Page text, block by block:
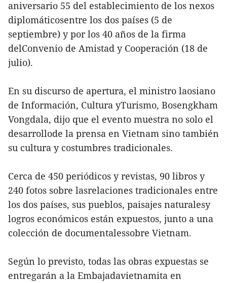
aniversario 55 del establecimiento de los nexos
diplomáticosentre los dos países (5 de
septiembre) y por los 40 años de la firma
delConvenio de Amistad y Cooperación (18 de
julio).
En su discurso de apertura, el ministro laosiano
de Información, Cultura yTurismo, Bosengkham
Vongdala, dijo que el evento muestra no solo el
desarrollode la prensa en Vietnam sino también
su cultura y costumbres tradicionales.
Cerca de 450 periódicos y revistas, 90 libros y
240 fotos sobre lasrelaciones tradicionales entre
los dos países, sus pueblos, paisajes naturalesy
logros económicos están expuestos, junto a una
colección de documentalessobre Vietnam.
Según lo previsto, todas las obras expuestas se
entregarán a la Embajadavietnamita en